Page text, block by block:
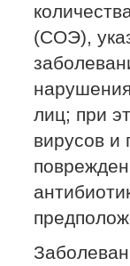
(СОЭ),
лиц; при
вирусов и